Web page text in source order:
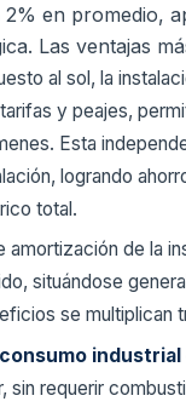
en promedio,
Las ventajas
al sol, la
y peajes,
Esta
logrando
total.
amortización de la
situándose
se multiplican
industrial
sin requerir